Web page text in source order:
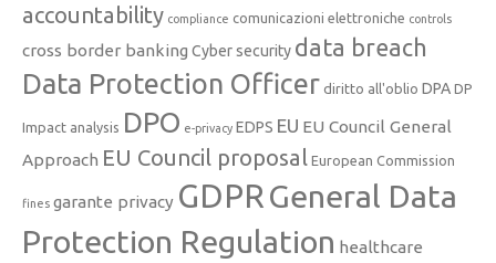
accountability compliance comunicazioni elettroniche controls
cross border banking Cyber security data breach
Data Protection Officer diritto all'oblio DPA DP
Impact analysis DPO e-privacy EDPS EU EU Council General
Approach EU Council proposal European Commission
fines garante privacy GDPRGeneral Data
Protection Regulation healthcare